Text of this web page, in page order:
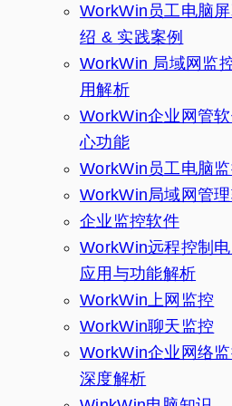
WorkWin员工电脑
绍 & 实践案例
WorkWin 局域网监
用解析
WorkWin企业网管
心功能
WorkWin员工电脑
WorkWin局域网管
企业监控软件
WorkWin远程控制
应用与功能解析
WorkWin上网监控
WorkWin聊天监控
WorkWin企业网络
深度解析